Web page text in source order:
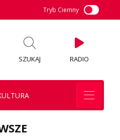
Tryb Ciemny
SZUKAJ RADIO